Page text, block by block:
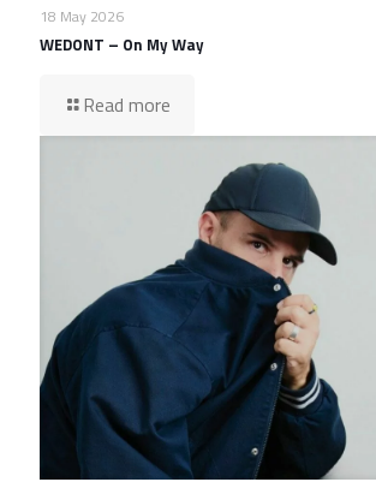
18 May 2026
WEDONT – On My Way
Read more